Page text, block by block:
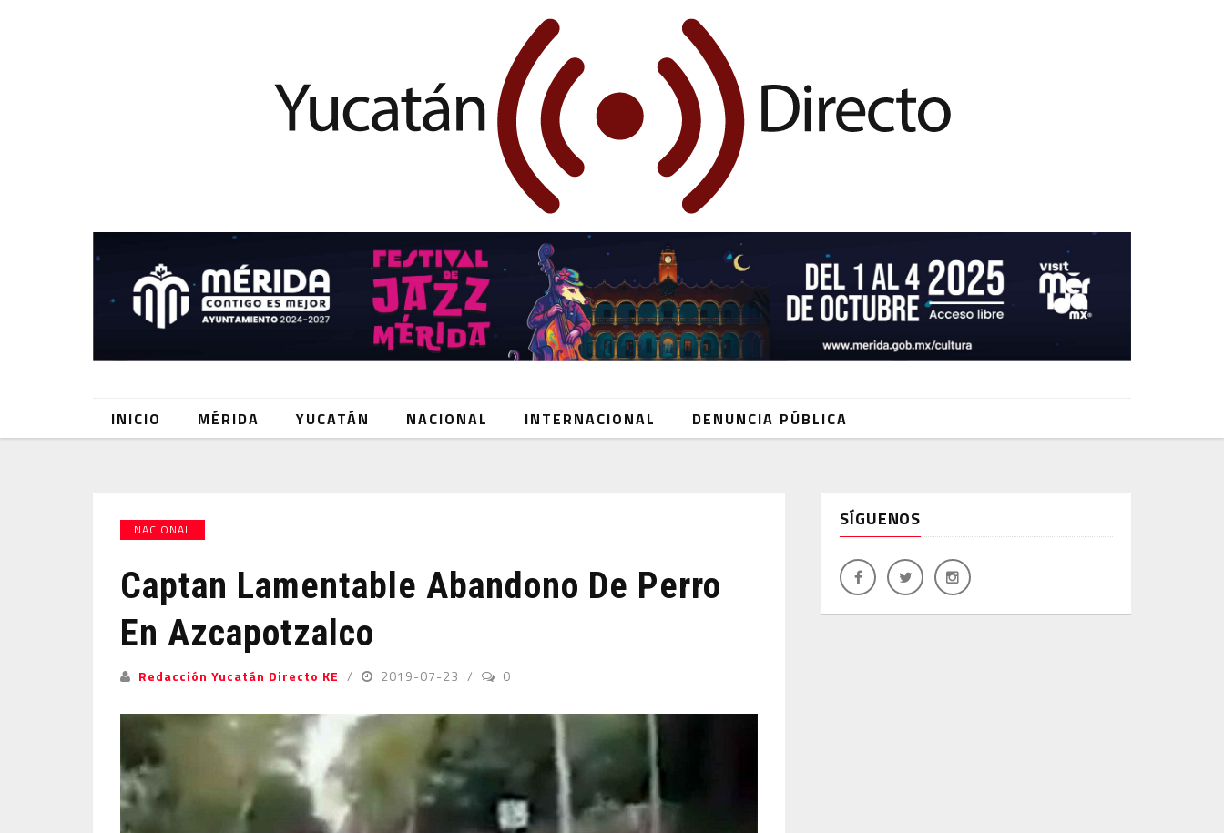
INICIO MÉRIDA YUCATÁN NACIONAL INTERNACIONAL DENUNCIA PÚBLICA
NACIONAL
Captan Lamentable Abandono De Perro
En Azcapotzalco
Redacción Yucatán Directo KE 2019-07-23 0
SÍGUENOS